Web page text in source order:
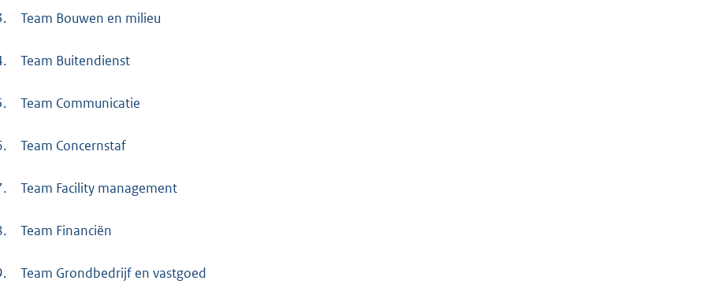
Team Bouwen en milieu
Team Buitendienst
Team Communicatie
Team Concernstaf
Team Facility management
Team Financiën
Team Grondbedrijf en vastgoed